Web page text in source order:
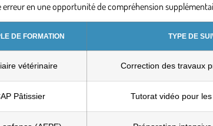
en une opportunité de compréhension
DE FORMATION TYPE DE
vétérinaire Correction des travaux
Pâtissier Tutorat vidéo pour